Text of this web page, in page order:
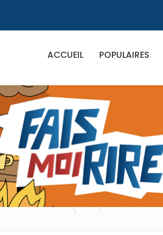
ACCUEIL POPULAIRES